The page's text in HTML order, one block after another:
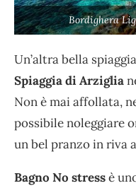
Bordighera
Un’altra bella
Spiaggia di Arziglia
Non è mai affollata,
possibile noleggiare
un bel pranzo in riva
Bagno No stressè